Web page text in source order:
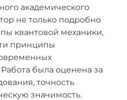
академического
не только подробно
квантовой механики,
принципы
была оценена за
точность
значимость.